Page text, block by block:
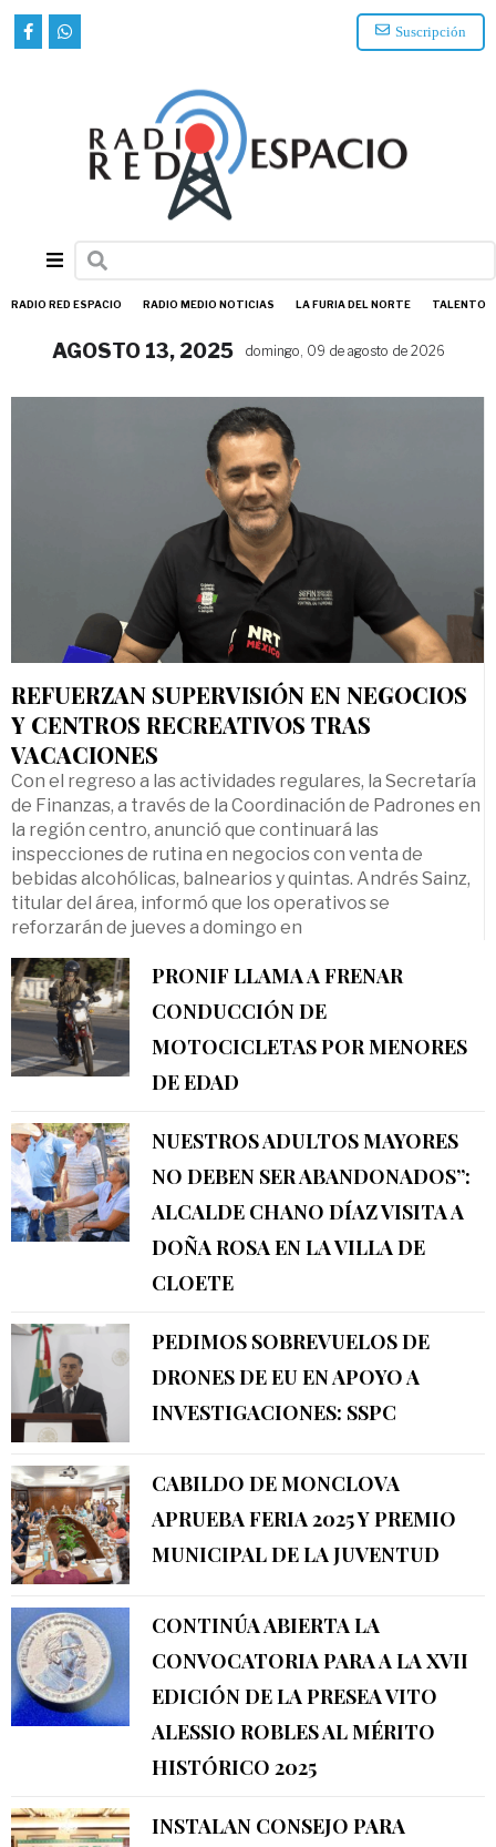
Suscripción
RADIO RED ESPACIO RADIO MEDIO NOTICIAS LA FURIA DEL NORTE TALENTO
AGOSTO 13, 2025 domingo, 09 de agosto de 2026
REFUERZAN SUPERVISIÓN EN NEGOCIOS
Y CENTROS RECREATIVOS TRAS
VACACIONES
Con el regreso a las actividades regulares, la Secretaría
de Finanzas, a través de la Coordinación de Padrones en
la región centro, anunció que continuará las
inspecciones de rutina en negocios con venta de
bebidas alcohólicas, balnearios y quintas. Andrés Sainz,
titular del área, informó que los operativos se
reforzarán de jueves a domingo en
PRONIF LLAMA A FRENAR
CONDUCCIÓN DE
MOTOCICLETAS POR MENORES
DE EDAD
NUESTROS ADULTOS MAYORES
NO DEBEN SER ABANDONADOS”:
ALCALDE CHANO DÍAZ VISITA A
DOÑA ROSA EN LA VILLA DE
CLOETE
PEDIMOS SOBREVUELOS DE
DRONES DE EU EN APOYO A
INVESTIGACIONES: SSPC
CABILDO DE MONCLOVA
APRUEBA FERIA 2025 Y PREMIO
MUNICIPAL DE LA JUVENTUD
CONTINÚA ABIERTA LA
CONVOCATORIA PARA A LA XVII
EDICIÓN DE LA PRESEA VITO
ALESSIO ROBLES AL MÉRITO
HISTÓRICO 2025
INSTALAN CONSEJO PARA